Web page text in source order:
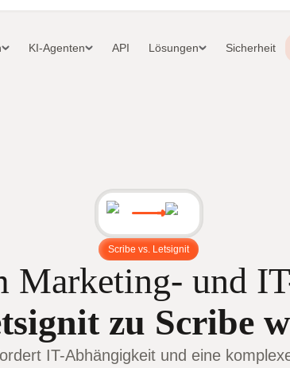
KI-Agenten API Lösungen Sicherheit
Scribe vs. Letsignit
Marketing- und
zu Scribe
IT-Abhängigkeit und eine